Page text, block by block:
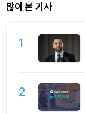
많이 본 기사
1
2